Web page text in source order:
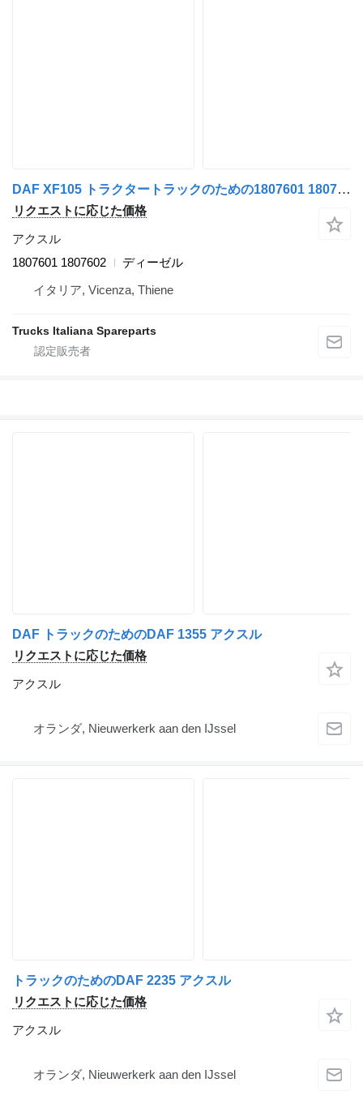
DAF XF105 トラクタートラックのための1807601 1807602 アクスル
リクエストに応じた価格
アクスル
1807601 1807602
ディーゼル
イタリア, Vicenza, Thiene
Trucks Italiana Spareparts
DAF トラックのためのDAF 1355 アクスル
リクエストに応じた価格
アクスル
オランダ, Nieuwerkerk aan den IJssel
トラックのためのDAF 2235 アクスル
リクエストに応じた価格
アクスル
オランダ, Nieuwerkerk aan den IJssel